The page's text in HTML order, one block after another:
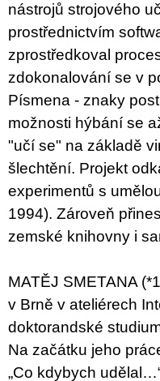
nástrojů strojového
prostřednictvím
zprostředkoval
zdokonalování se v
Písmena - znaky
možnosti hýbání se
"učí se" na základě
šlechtění. Projekt
experimentů s
1994). Zároveň
zemské knihovny i
MATĚJ SMETANA
v Brně v ateliérech
doktorandské
Na začátku jeho
„Co kdybych
Kč
Původně:
350
Kč